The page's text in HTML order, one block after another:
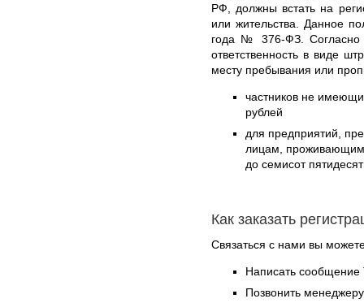
РФ, должны встать на
или жительства. Данное
года № 376-ФЗ. Согласно
ответственность в виде
месту пребывания или
частников не
рублей
для предприятий,
лицам, проживающим
до семисот
Как заказать
Связаться с нами вы
Написать
Позвонить